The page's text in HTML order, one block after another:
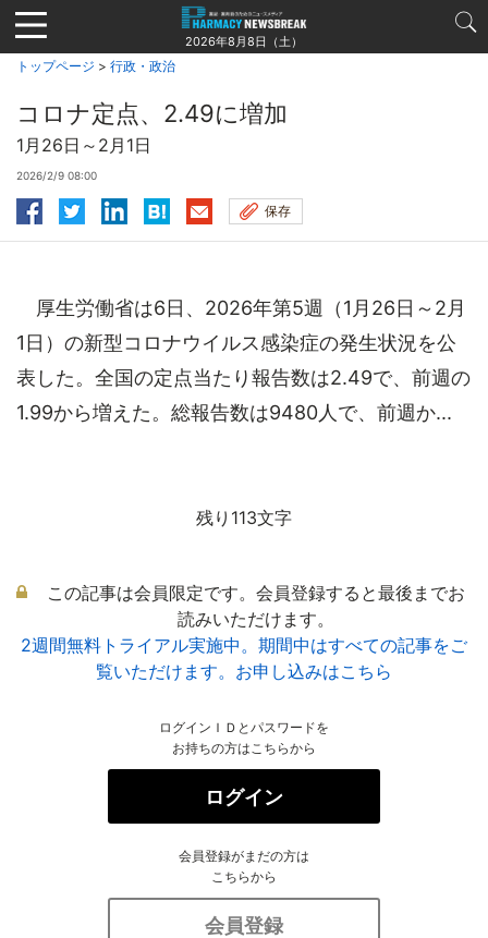
Jump
to
navigation
2026年8月8日（土）
トップページ > 行政・政治
コロナ定点、2.49に増加
1月26日～2月1日
2026/2/9 08:00
保存
厚生労働省は6日、2026年第5週（1月26日～2月
1日）の新型コロナウイルス感染症の発生状況を公
表した。全国の定点当たり報告数は2.49で、前週の
1.99から増えた。総報告数は9480人で、前週か...
残り113文字
この記事は会員限定です。会員登録すると最後までお
読みいただけます。
2週間無料トライアル実施中。期間中はすべての記事をご
覧いただけます。お申し込みはこちら
ログインＩＤとパスワードを
お持ちの方はこちらから
ログイン
会員登録がまだの方は
こちらから
会員登録